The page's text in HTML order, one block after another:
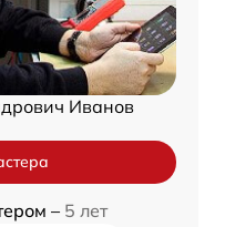
Иванов
– 5 лет